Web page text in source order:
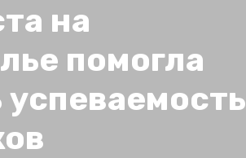
на
помогла